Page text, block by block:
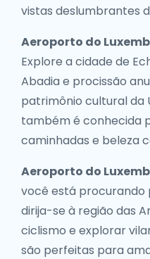
vistas deslumbrantes
Aeroporto do
Explore a cidade de
Abadia e procissão
patrimônio cultural da
também é conhecida
caminhadas e beleza
Aeroporto do
você está procurando
dirija-se à região das
ciclismo e explorar
são perfeitas para